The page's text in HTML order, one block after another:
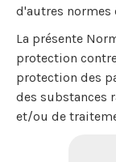
d'autres normes
La présente
protection
protection des
des substances
et/ou de